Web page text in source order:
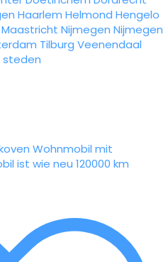
Haarlem Helmond Hengelo
Maastricht Nijmegen Nijmegen
Tilburg Veenendaal
steden
Wohnmobil mit
ist wie neu 120000 km